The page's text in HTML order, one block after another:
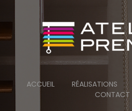
ACCUEIL RÉALISATIONS
CONTACT